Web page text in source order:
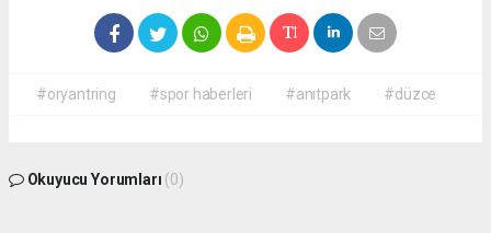
#oryantring #spor haberleri #anıtpark #düzce
Okuyucu Yorumları (0)